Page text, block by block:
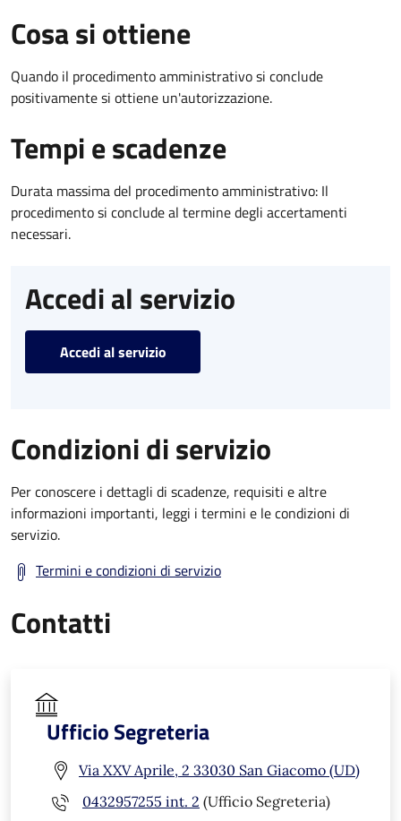
Cosa si ottiene
Quando il procedimento amministrativo si conclude
positivamente si ottiene un'autorizzazione.
Tempi e scadenze
Durata massima del procedimento amministrativo: Il
procedimento si conclude al termine degli accertamenti
necessari.
Accedi al servizio
Accedi al servizio
Condizioni di servizio
Per conoscere i dettagli di scadenze, requisiti e altre
informazioni importanti, leggi i termini e le condizioni di
servizio.
Termini e condizioni di servizio
Contatti
Ufficio Segreteria
Via XXV Aprile, 2 33030 San Giacomo (UD)
0432957255 int. 2 (Ufficio Segreteria)